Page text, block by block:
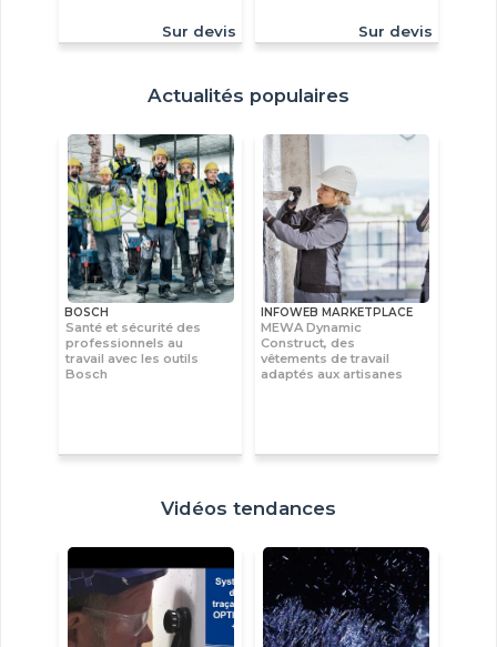
Sur devis Sur devis
Actualités populaires
BOSCH
Santé et sécurité des
professionnels au
travail avec les outils
Bosch
INFOWEB MARKETPLACE
MEWA Dynamic
Construct, des
vêtements de travail
adaptés aux artisanes
Vidéos tendances